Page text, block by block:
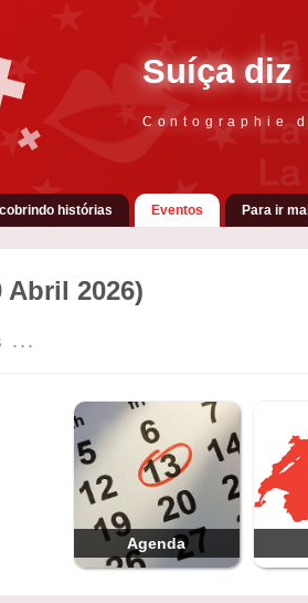
Suíça diz
Contographie
histórias Eventos Para ir
Abril 2026)
...
Agenda